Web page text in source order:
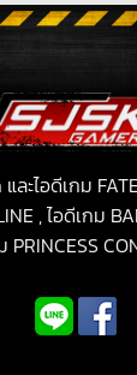
ะไอดีเกม
, ไอดีเกม
PRINCESS